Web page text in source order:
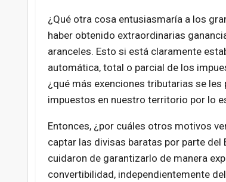
¿Qué otra cosa entusiasmaría a los
haber obtenido extraordinarias
aranceles. Esto si está claramente
automática, total o parcial de los
¿qué más exenciones tributarias se
impuestos en nuestro territorio por lo
Entonces, ¿por cuáles otros motivos
captar las divisas baratas por parte del
cuidaron de garantizarlo de manera
convertibilidad, independientemente